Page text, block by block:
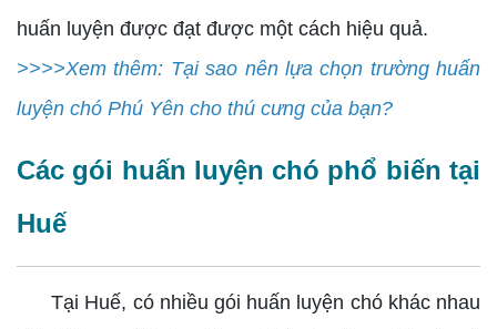
huấn luyện được đạt được một cách hiệu quả.
>>>>Xem thêm: Tại sao nên lựa chọn trường huấn
luyện chó Phú Yên cho thú cưng của bạn?
Các gói huấn luyện chó phổ biến tại
Huế
Tại Huế, có nhiều gói huấn luyện chó khác nhau